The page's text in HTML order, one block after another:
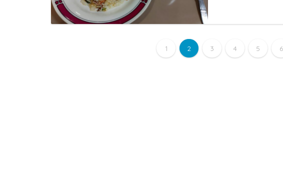
1 2 3 4 5 6